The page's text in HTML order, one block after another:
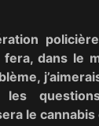
dans le
les
le cannabis